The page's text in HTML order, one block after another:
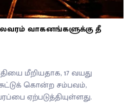
வாகனங்களுக்கு தீ
மீறியதாக, 17 வயது
கொன்ற சம்பவம்,
ஏற்படுத்தியுள்ளது.